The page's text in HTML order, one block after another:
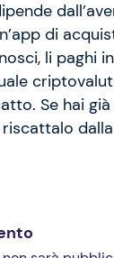
di
li paghi
Se hai